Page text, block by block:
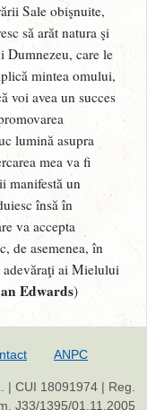
Sale obişnuite,
să arăt natura şi
care le
mintea omului,
voi avea un succes
lumină asupra
mea va fi
manifestă un
însă în
va accepta
de asemenea, în
ai Mielului
Edwards)
ANPC
| CUI 18091974 | Reg.
J33/1395/01.11.2005